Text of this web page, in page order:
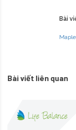
Bài
Bài viết liên quan